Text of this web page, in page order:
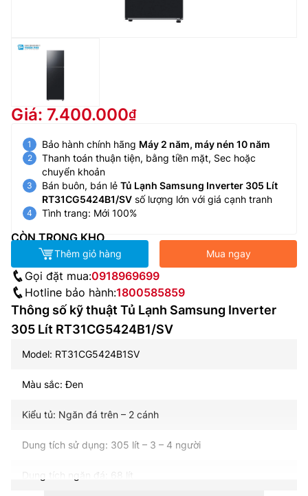
Giá: 7.400.000
Bảo hành chính hãng Máy 2 năm, máy nén 10 năm
Thanh toán thuận tiện, bằng tiền mặt, Sec hoặc
chuyển khoản
Bán buôn, bán lẻ Tủ Lạnh Samsung Inverter 305 Lít
RT31CG5424B1/SV số lượng lớn với giá cạnh tranh
Tình trang: Mới 100%
CÒN TRONG KHO
Thêm giỏ hàng Mua ngay
Gọi đặt mua:0918969699
Hotline bảo hành:1800585859
Thông số kỹ thuật Tủ Lạnh Samsung Inverter
305 Lít RT31CG5424B1/SV
Model: RT31CG5424B1SV
Màu sắc: Đen
Kiểu tủ: Ngăn đá trên – 2 cánh
Dung tích sử dụng: 305 lít – 3 – 4 người
Dung tích ngăn đá: 68 lít